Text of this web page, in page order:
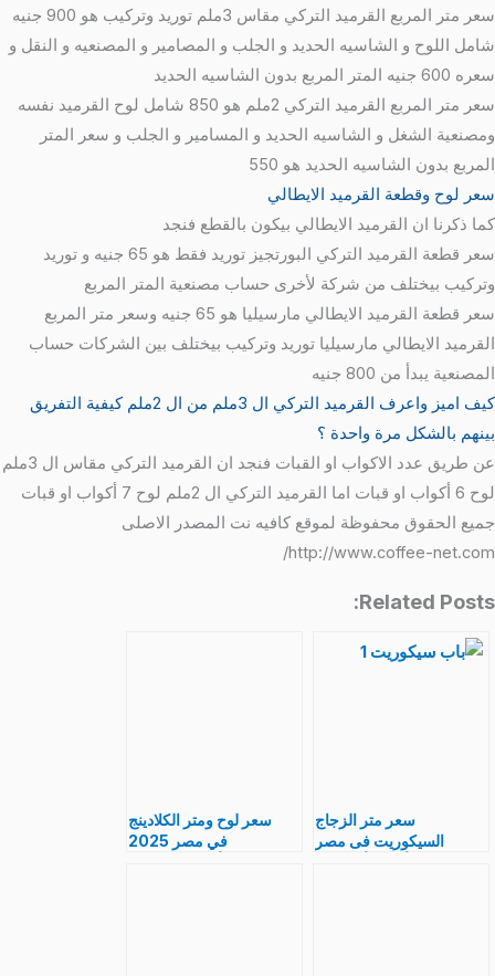
سعر متر المربع القرميد التركي مقاس 3ملم توريد وتركيب هو 900 جنيه
شامل اللوح و الشاسيه الحديد و الجلب و المصامير و المصنعيه و النقل و
سعره 600 جنيه المتر المربع بدون الشاسيه الحديد
سعر متر المربع القرميد التركي 2ملم هو 850 شامل لوح القرميد نفسه
ومصنعية الشغل و الشاسيه الحديد و المسامير و الجلب و سعر المتر
المربع بدون الشاسيه الحديد هو 550
سعر لوح وقطعة القرميد الايطالي
كما ذكرنا ان القرميد الايطالي بيكون بالقطع فنجد
سعر قطعة القرميد التركي البورتجيز توريد فقط هو 65 جنيه و توريد
وتركيب بيختلف من شركة لأخرى حساب مصنعية المتر المربع
سعر قطعة القرميد الايطالي مارسيليا هو 65 جنيه وسعر متر المربع
القرميد الايطالي مارسيليا توريد وتركيب بيختلف بين الشركات حساب
المصنعية يبدأ من 800 جنيه
كيف اميز واعرف القرميد التركي ال 3ملم من ال 2ملم كيفية التفريق
بينهم بالشكل مرة واحدة ؟
عن طريق عدد الاكواب او القبات فنجد ان القرميد التركي مقاس ال 3ملم
لوح 6 أكواب او قبات اما القرميد التركي ال 2ملم لوح 7 أكواب او قبات
جميع الحقوق محفوظة لموقع كافيه نت المصدر الاصلى
http://www.coffee-net.com/
Related Posts:
سعر متر الزجاج
السيكوريت فى مصر
سعر لوح ومتر الكلادينج
في مصر 2025